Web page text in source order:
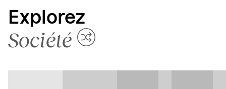
Explorez
Société